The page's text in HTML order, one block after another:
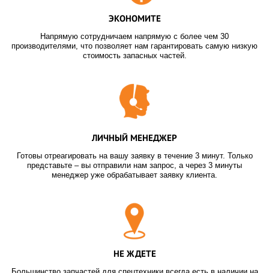
ЭКОНОМИТЕ
Напрямую сотрудничаем напрямую с более чем 30
производителями, что позволяет нам гарантировать самую низкую
стоимость запасных частей.
ЛИЧНЫЙ МЕНЕДЖЕР
Готовы отреагировать на вашу заявку в течение 3 минут. Только
представьте – вы отправили нам запрос, а через 3 минуты
менеджер уже обрабатывает заявку клиента.
НЕ ЖДЕТЕ